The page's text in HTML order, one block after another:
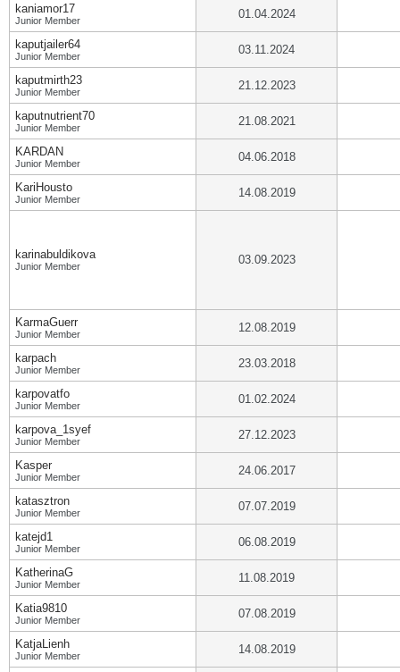
kaniamor17
Junior Member 01.04.2024
kaputjailer64
Junior Member 03.11.2024
kaputmirth23
Junior Member 21.12.2023
kaputnutrient70
Junior Member 21.08.2021
KARDAN
Junior Member 04.06.2018
KariHousto
Junior Member 14.08.2019
karinabuldikova
Junior Member 03.09.2023
KarmaGuerr
Junior Member 12.08.2019
karpach
Junior Member 23.03.2018
karpovatfo
Junior Member 01.02.2024
karpova_1syef
Junior Member 27.12.2023
Kasper
Junior Member 24.06.2017
katasztron
Junior Member 07.07.2019
katejd1
Junior Member 06.08.2019
KatherinaG
Junior Member 11.08.2019
Katia9810
Junior Member 07.08.2019
KatjaLienh
Junior Member 14.08.2019